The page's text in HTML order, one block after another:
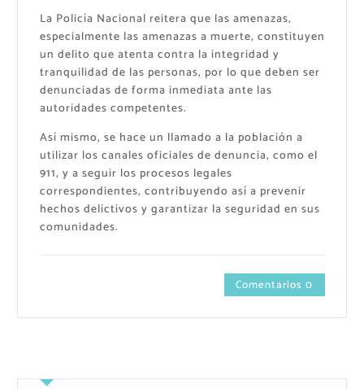
La Policía Nacional reitera que las amenazas,
especialmente las amenazas a muerte, constituyen
un delito que atenta contra la integridad y
tranquilidad de las personas, por lo que deben ser
denunciadas de forma inmediata ante las
autoridades competentes.
Así mismo, se hace un llamado a la población a
utilizar los canales oficiales de denuncia, como el
911, y a seguir los procesos legales
correspondientes, contribuyendo así a prevenir
hechos delictivos y garantizar la seguridad en sus
comunidades.
Comentarios 0